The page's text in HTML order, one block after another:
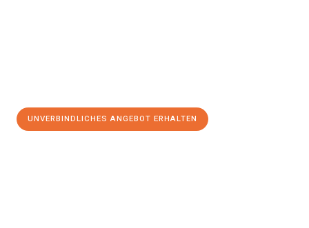
UNVERBINDLICHES ANGEBOT ERHALTEN